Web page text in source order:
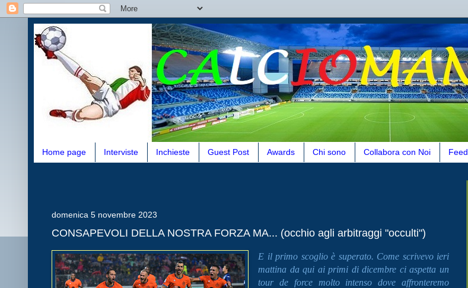
Home page Interviste Inchieste Guest Post Awards Chi sono Collabora con Noi Feed
domenica 5 novembre 2023
CONSAPEVOLI DELLA NOSTRA FORZA MA... (occhio agli arbitraggi "occulti")
E il primo scoglio è superato. Come scrivevo ieri
mattina da qui ai primi di dicembre ci aspetta un
tour de force molto intenso dove affronteremo